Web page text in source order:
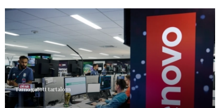
Támogatott tartalom